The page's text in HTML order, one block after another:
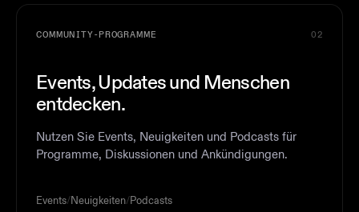
COMMUNITY-PROGRAMME 02
Events, Updates und Menschen
entdecken.
Nutzen Sie Events, Neuigkeiten und Podcasts für
Programme, Diskussionen und Ankündigungen.
Events/Neuigkeiten/Podcasts